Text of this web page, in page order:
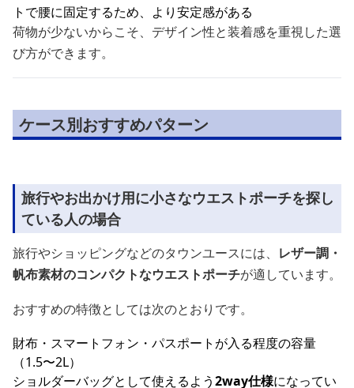
トで腰に固定するため、より安定感がある
荷物が少ないからこそ、デザイン性と装着感を重視した選
び方ができます。
ケース別おすすめパターン
旅行やお出かけ用に小さなウエストポーチを探し
ている人の場合
旅行やショッピングなどのタウンユースには、 レザー調・
帆布素材のコンパクトなウエストポーチが適しています。
おすすめの特徴としては次のとおりです。
財布・スマートフォン・パスポートが入る程度の容量
（1.5〜2L）
ショルダーバッグとして使えるよう2way仕様になってい